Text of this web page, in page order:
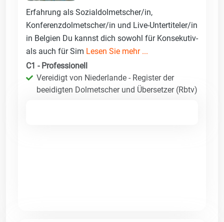
Erfahrung als Sozialdolmetscher/in,
Konferenzdolmetscher/in und Live-Untertiteler/in
in Belgien Du kannst dich sowohl für Konsekutiv-
als auch für Sim Lesen Sie mehr ...
C1 - Professionell
Vereidigt von Niederlande - Register der
beeidigten Dolmetscher und Übersetzer (Rbtv)